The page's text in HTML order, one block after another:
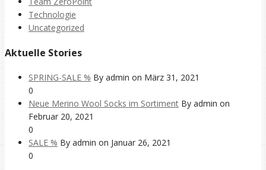
Technologie
Uncategorized
Aktuelle Stories
SPRING-SALE % By admin on März 31, 2021
0
Neue Merino Wool Socks im Sortiment By admin on
Februar 20, 2021
0
SALE % By admin on Januar 26, 2021
0